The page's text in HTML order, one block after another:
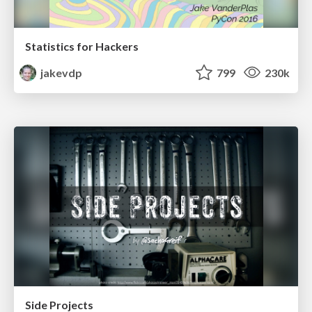
Statistics for Hackers
jakevdp
799 230k
Side Projects